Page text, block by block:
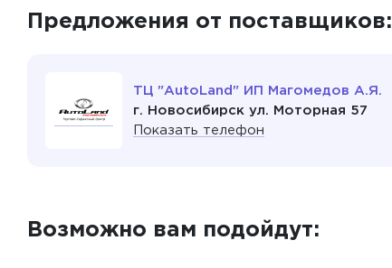
Предложения от поставщиков:
ТЦ "AutoLand" ИП Магомедов А.Я.
г. Новосибирск ул. Моторная 57
Показать телефон
Возможно вам подойдут: